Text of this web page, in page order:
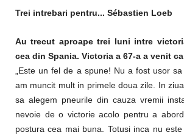
Trei intrebari pentru... Sébastien Loeb
Au trecut aproape trei luni intre
cea din Spania. Victoria a 67-a a venit
„Este un fel de a spune! Nu a fost usor
am muncit mult in primele doua zile. In
sa alegem pneurile din cauza vremii
nevoie de o victorie acolo pentru a
postura cea mai buna. Totusi inca nu